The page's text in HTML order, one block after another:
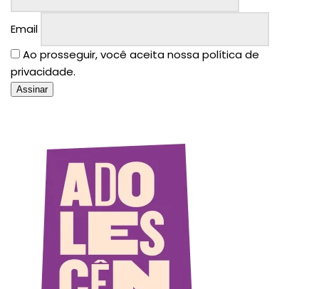
Email
Ao prosseguir, você aceita nossa política de
privacidade.